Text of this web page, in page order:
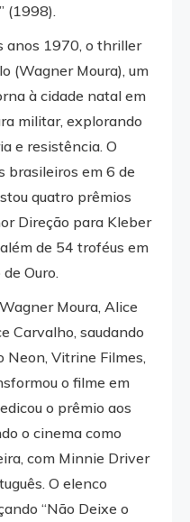
(1998).
anos 1970, o thriller
(Wagner Moura), um
à cidade natal em
militar, explorando
e resistência. O
brasileiros em 6 de
quatro prêmios
Direção para Kleber
de 54 troféus em
Ouro.
Moura, Alice
Carvalho, saudando
Neon, Vitrine Filmes,
o filme em
o prêmio aos
o cinema como
com Minnie Driver
O elenco
“Não Deixe o